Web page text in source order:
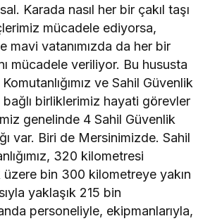
Karada nasıl her bir çakıl taşı
mücadele ediyorsa,
mavi vatanımızda da her bir
mücadele veriliyor. Bu hususta
ve Sahil Güvenlik
bağlı birliklerimiz hayati görevler
genelinde 4 Sahil Güvenlik
var. Biri de Mersinimizde. Sahil
320 kilometresi
üzere bin 300 kilometreye yakın
yaklaşık 215 bin
personeliyle, ekipmanlarıyla,